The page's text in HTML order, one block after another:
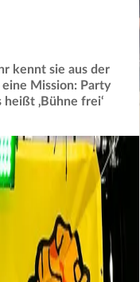
kennt sie aus der
Mission: Party
‚Bühne frei‘